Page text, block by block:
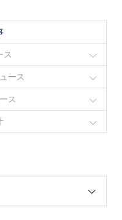
ス
ース
ス